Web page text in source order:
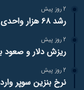
2 روز پیش
رشد ۶۸ هزار واحدی شاخص کل بورس
2 روز پیش
ریزش دلار و صعود
2 روز پیش
نرخ بنزین سوپر